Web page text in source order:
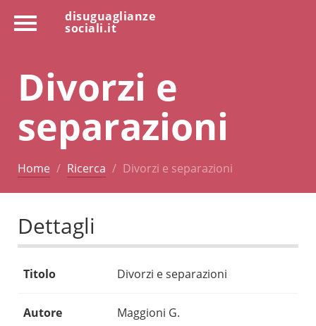
disuguaglianze
sociali.it
Divorzi e
separazioni
Home Ricerca Divorzi e separazioni
Dettagli
Titolo Divorzi e separazioni
Autore Maggioni G.